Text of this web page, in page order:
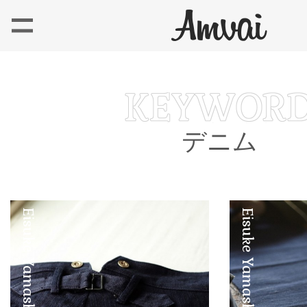
デニム
Eisuke Yamashita Eisuke Yamashita